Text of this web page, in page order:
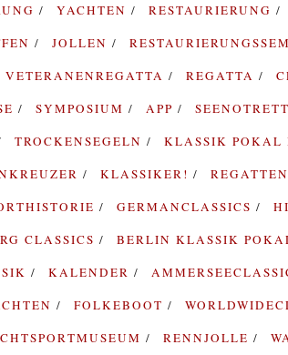
YACHTEN RESTAURIERUNG
JOLLEN
VETERANENREGATTA REGATTA
SYMPOSIUM APP
TROCKENSEGELN KLASSIK
KLASSIKER!
GERMANCLASSICS
CLASSICS
BERLIN KLASSIK
KALENDER
FOLKEBOOT
RENNJOLLE